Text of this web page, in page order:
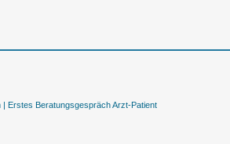
Erstes Beratungsgespräch Arzt-Patient